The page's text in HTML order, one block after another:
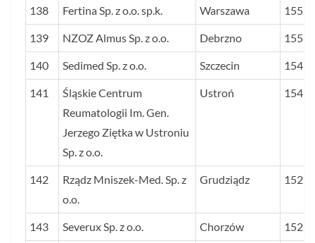
138 Fertina Sp. z o.o. sp.k. Warszawa 155
139 NZOZ Almus Sp. z o.o. Debrzno 155
140 Sedimed Sp. z o.o. Szczecin 154
141
Śląskie Centrum
Reumatologii Im. Gen.
Jerzego Ziętka w Ustroniu
Sp. z o.o.
Ustroń 154
142
Rządz Mniszek-Med. Sp. z
o.o.
Grudziądz 152
143 Severux Sp. z o.o. Chorzów 152